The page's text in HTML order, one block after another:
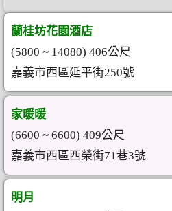
蘭桂坊花園酒店
(5800 ~ 14080) 406公尺
嘉義市西區延平街250號
家暖暖
(6600 ~ 6600) 409公尺
嘉義市西區西榮街71巷3號
明月